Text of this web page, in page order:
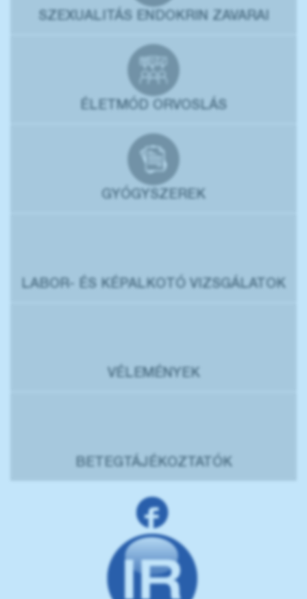
SZEXUALITÁS ENDOKRIN ZAVARAI
ÉLETMÓD ORVOSLÁS
GYÓGYSZEREK
LABOR- ÉS KÉPALKOTÓ VIZSGÁLATOK
VÉLEMÉNYEK
BETEGTÁJÉKOZTATÓK